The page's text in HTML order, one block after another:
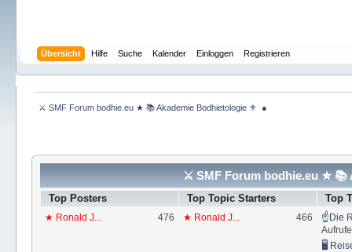
Übersicht Hilfe Suche Kalender Einloggen Registrieren
⚔ SMF Forum bodhie.eu ★ 📚 Akademie Bodhietologie ⚜  ●
⚔ SMF Forum bodhie.eu ★ 📚
Top Posters Top Topic Starters Top
★ Ronald J... 476 ★ Ronald J... 466
☝Die
Aufrufe
🖥